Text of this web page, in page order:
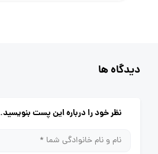
دیدگاه ها
نظر خود را درباره این پست بنویسید.